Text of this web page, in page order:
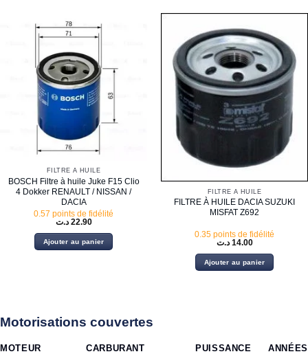
FILTRE À HUILE
BOSCH Filtre à huile Juke F15 Clio
4 Dokker RENAULT / NISSAN /
DACIA
0.57 points de fidélité
22.90 د.ت
Ajouter au panier
FILTRE À HUILE
FILTRE À HUILE DACIA SUZUKI
MISFAT Z692
0.35 points de fidélité
14.00 د.ت
Ajouter au panier
Motorisations couvertes
MOTEUR CARBURANT PUISSANCE ANNÉES